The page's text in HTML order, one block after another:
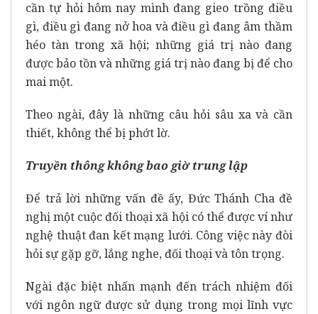
cần tự hỏi hôm nay mình đang gieo trồng điều
gì, điều gì đang nở hoa và điều gì đang âm thầm
héo tàn trong xã hội; những giá trị nào đang
được bảo tồn và những giá trị nào đang bị để cho
mai một.
Theo ngài, đây là những câu hỏi sâu xa và cần
thiết, không thể bị phớt lờ.
Truyền thông không bao giờ trung lập
Để trả lời những vấn đề ấy, Đức Thánh Cha đề
nghị một cuộc đối thoại xã hội có thể được ví như
nghệ thuật đan kết mạng lưới. Công việc này đòi
hỏi sự gặp gỡ, lắng nghe, đối thoại và tôn trọng.
Ngài đặc biệt nhấn mạnh đến trách nhiệm đối
với ngôn ngữ được sử dụng trong mọi lĩnh vực